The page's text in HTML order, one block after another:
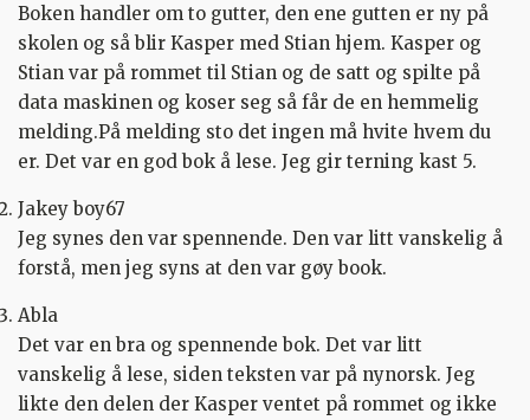
Boken handler om to gutter, den ene gutten er ny på
skolen og så blir Kasper med Stian hjem. Kasper og
Stian var på rommet til Stian og de satt og spilte på
data maskinen og koser seg så får de en hemmelig
melding.På melding sto det ingen må hvite hvem du
er. Det var en god bok å lese. Jeg gir terning kast 5.
Jakey boy67
Jeg synes den var spennende. Den var litt vanskelig å
forstå, men jeg syns at den var gøy book.
Abla
Det var en bra og spennende bok. Det var litt
vanskelig å lese, siden teksten var på nynorsk. Jeg
likte den delen der Kasper ventet på rommet og ikke